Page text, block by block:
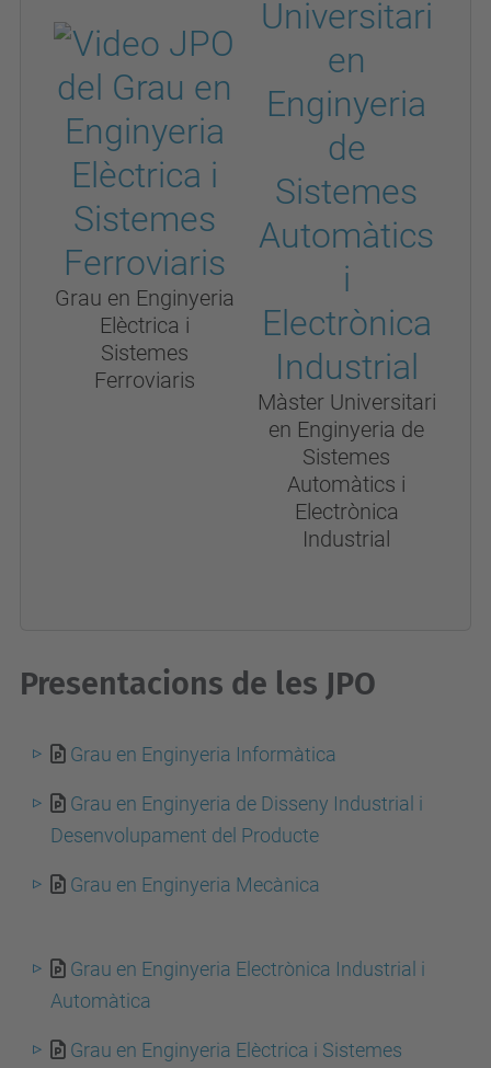
Grau en Enginyeria
Elèctrica i
Sistemes
Ferroviaris
Màster Universitari
en Enginyeria de
Sistemes
Automàtics i
Electrònica
Industrial
Presentacions de les JPO
Grau en Enginyeria Informàtica
Grau en Enginyeria de Disseny Industrial i
Desenvolupament del Producte
Grau en Enginyeria Mecànica
Grau en Enginyeria Electrònica Industrial i
Automàtica
Grau en Enginyeria Elèctrica i Sistemes